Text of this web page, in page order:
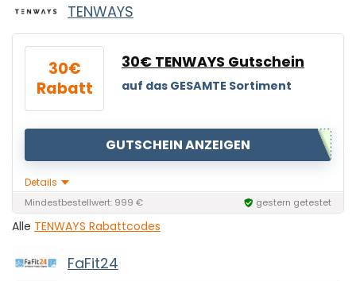
TENWAYS
30€
Rabatt
30€ TENWAYS Gutschein
auf das GESAMTE Sortiment
GUTSCHEIN ANZEIGEN
Details
Mindestbestellwert: 999 € gestern getestet
Alle TENWAYS Rabattcodes
FaFit24